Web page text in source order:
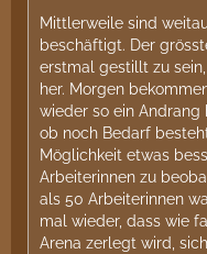
Mittlerweile sind
beschäftigt. Der
erstmal gestillt zu
her. Morgen
wieder so ein Andrang
ob noch Bedarf
Möglichkeit etwas
Arbeiterinnen zu
als 50 Arbeiterinnen
mal wieder, dass wie
Arena zerlegt wird,